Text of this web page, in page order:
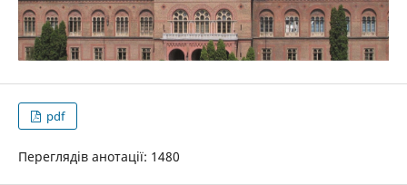
pdf
Переглядів анотації: 1480